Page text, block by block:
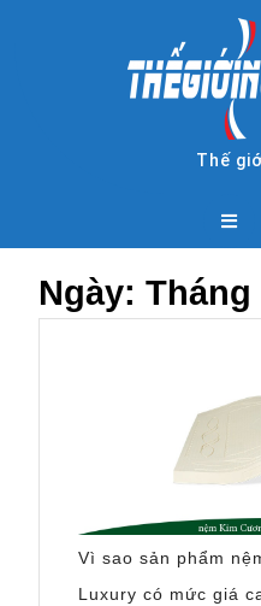
Thế
Ngày: Tháng
Vì sao sản phẩm
Luxury có mức giá